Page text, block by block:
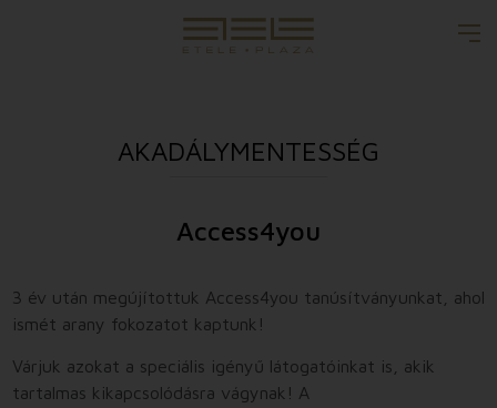
AKADÁLYMENTESSÉG
Access4you
3 év után megújítottuk Access4you tanúsítványunkat, ahol
ismét arany fokozatot kaptunk!
Várjuk azokat a speciális igényű látogatóinkat is, akik
tartalmas kikapcsolódásra vágynak! A